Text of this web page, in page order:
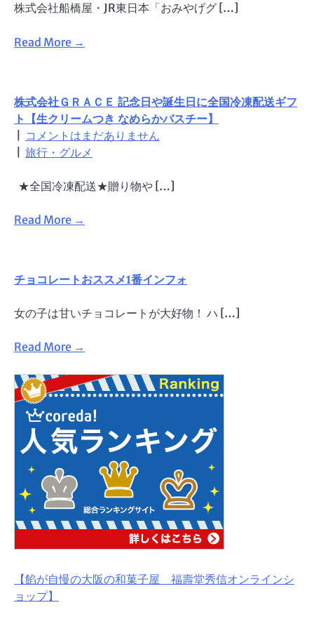
株式会社船橋屋・JR東日本「おみやげグ […]
Read More →
株式会社ＧＲＡＣＥ 記念日や誕生日に全国冷凍配送ギフ
ト【生クリームつき なめらかバスチー】
コメントはまだありません
旅行・グルメ
★全国冷凍配送★贈り物や […]
Read More →
チョコレートおススメ1番インフォ
女の子は甘いチョコレートが大好物！ ハ […]
Read More →
【餡が自慢の大阪の和菓子屋 福壽堂秀信オンラインシ
ョップ】